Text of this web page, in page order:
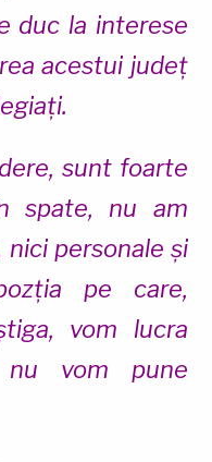
duc la interese
acestui județ
sunt foarte
spate, nu am
personale și
pe care,
vom lucra
vom pune